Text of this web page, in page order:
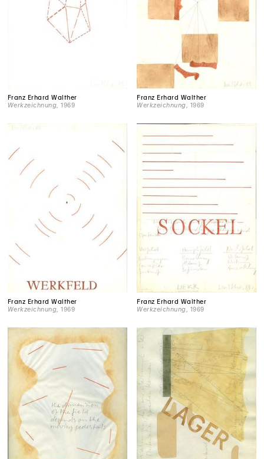
Franz Erhard Walther
Werkzeichnung , 1969
Franz Erhard Walther
Werkzeichnung , 1969
Franz Erhard Walther
Werkzeichnung , 1969
Franz Erhard Walther
Werkzeichnung , 1969